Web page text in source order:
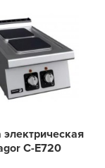
электрическая
C-E720